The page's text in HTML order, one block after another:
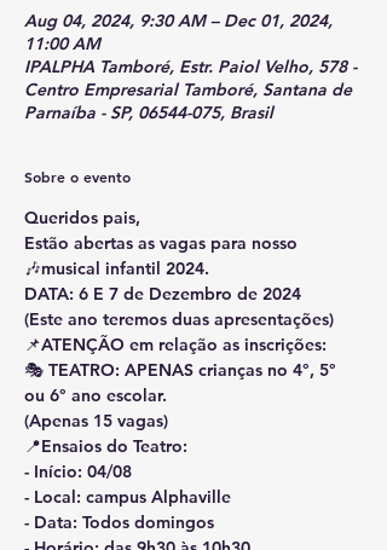
Aug 04, 2024, 9:30 AM – Dec 01, 2024,
11:00 AM
IPALPHA Tamboré, Estr. Paiol Velho, 578 -
Centro Empresarial Tamboré, Santana de
Parnaíba - SP, 06544-075, Brasil
Sobre o evento
Queridos pais,
Estão abertas as vagas para nosso
🎶musical infantil 2024.
DATA: 6 E 7 de Dezembro de 2024
(Este ano teremos duas apresentações)
📌ATENÇÃO em relação as inscrições:
🎭 TEATRO: APENAS crianças no 4°, 5°
ou 6° ano escolar.
(Apenas 15 vagas)
📍Ensaios do Teatro:
- Início: 04/08
- Local: campus Alphaville
- ⁠Data: Todos domingos